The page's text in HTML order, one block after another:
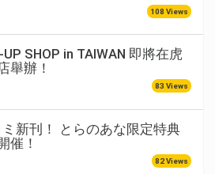
108 Views
UP SHOP in TAIWAN 即將在虎
舉辦！
83 Views
新刊！ とらのあな限定特典
催！
82 Views